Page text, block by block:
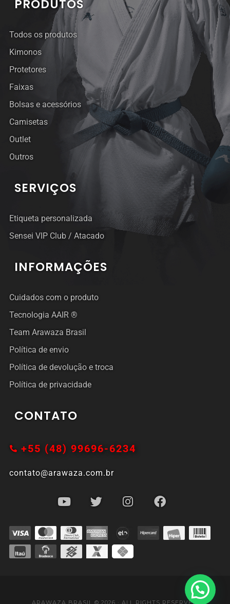
PRODUTOS
Todos os produtos
Kimonos
Protetores
Faixas
Bolsas e acessórios
Camisetas
Outlet
Outros
SERVIÇOS
Etiqueta personalizada
Sensei VIP Club / Atacado
INFORMAÇÕES
Cuidados com o produto
Tecnologia AAIR ®
Team Arawaza Brasil
Política de envio
Política de devolução e troca
Política de privacidade
CONTATO
+55 (48) 99696-6234
contato@arawaza.com.br
ARAWAZA BRASIL © 2026 · ALL RIGHTS RESERVED.